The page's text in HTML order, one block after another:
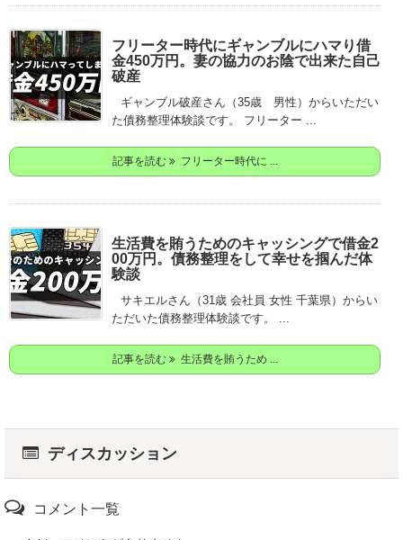
フリーター時代にギャンブルにハマり借
金450万円。妻の協力のお陰で出来た自己
破産
ギャンブル破産さん（35歳 男性）からいただい
た債務整理体験談です。 フリーター ...
記事を読む フリーター時代に ...
生活費を賄うためのキャッシングで借金2
00万円。債務整理をして幸せを掴んだ体
験談
サキエルさん（31歳 会社員 女性 千葉県）からい
ただいた債務整理体験談です。 ...
記事を読む 生活費を賄うため ...
ディスカッション
コメント一覧